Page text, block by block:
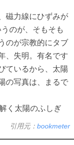
磁力線にひずみが
のが、そもそも
のが宗教的にタブ
、失明。有名です
ているから、太陽
の写真は、まるで
く太陽のふしぎ
引用元： bookmeter